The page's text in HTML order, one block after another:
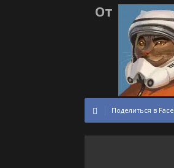
От
Поделиться в